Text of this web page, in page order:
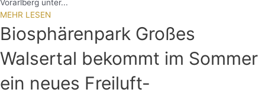
Vorarlberg unter...
MEHR LESEN
Biosphärenpark Großes
Walsertal bekommt im Sommer
ein neues Freiluft-